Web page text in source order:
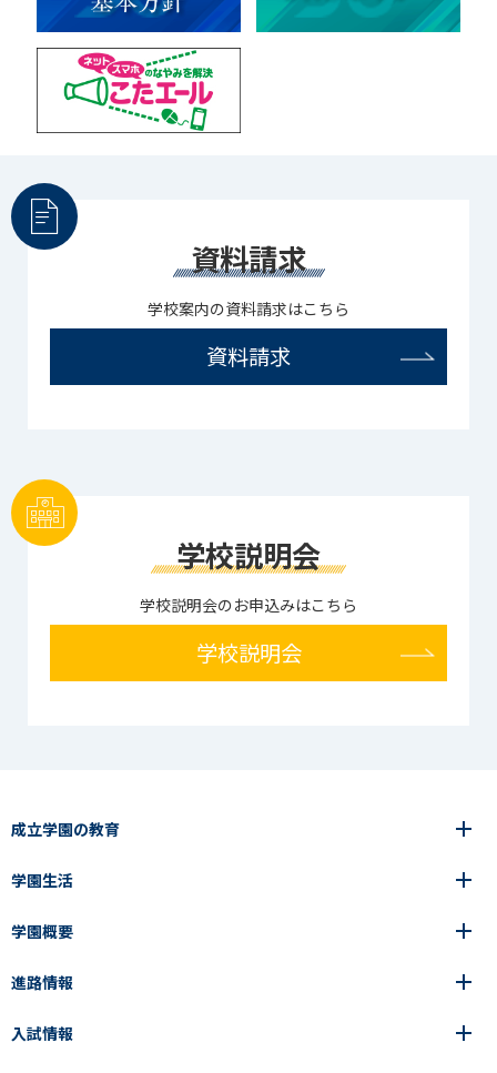
資料請求
学校案内の資料請求はこちら
資料請求
学校説明会
学校説明会のお申込みはこちら
学校説明会
成立学園の教育
6年間の一貫教育
中学校
高等学校
成立メソッド
教科指導の特徴
中学校
成立メソッド
成立学園ならではの教育
学園生活
年間行事
施設紹介
制服
学園概要
学園の歩み
アクセス
進路情報
進路・進学
入試情報